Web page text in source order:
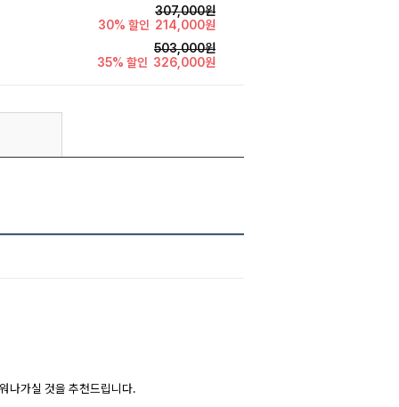
307,000원
30% 할인 214,000원
503,000원
35% 할인 326,000원
나가실 것을 추천드립니다.